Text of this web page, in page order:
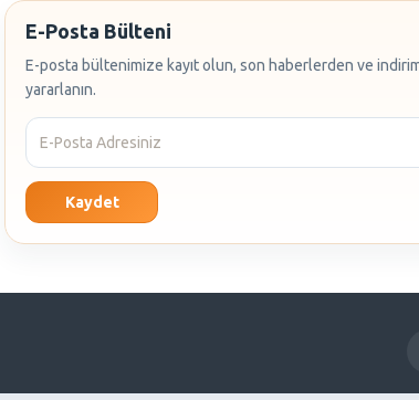
E-Posta Bülteni
E-posta bültenimize kayıt olun, son haberlerden ve
yararlanın.
Kaydet